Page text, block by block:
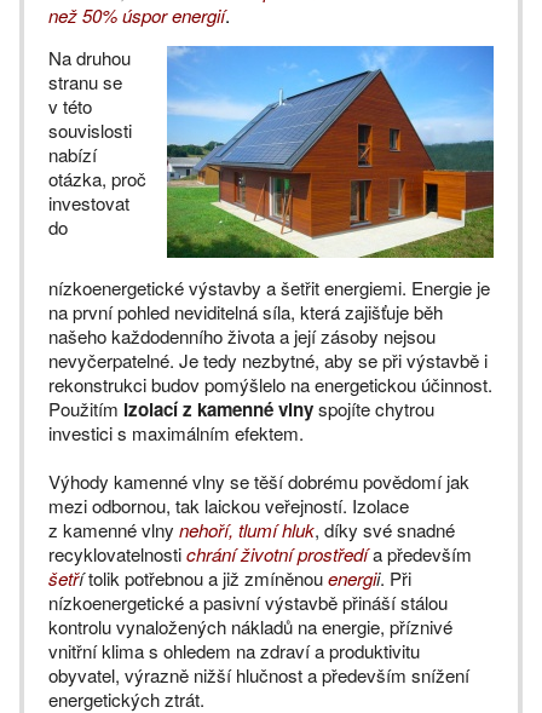
než 50% úspor energií.
Na druhou
stranu se
v této
souvislosti
nabízí
otázka, proč
investovat
do
nízkoenergetické výstavby a šetřit energiemi. Energie je
na první pohled neviditelná síla, která zajišťuje běh
našeho každodenního života a její zásoby nejsou
nevyčerpatelné. Je tedy nezbytné, aby se při výstavbě i
rekonstrukci budov pomýšlelo na energetickou účinnost.
Použitím izolací z kamenné vlnyspojíte chytrou
investici s maximálním efektem.
Výhody kamenné vlny se těší dobrému povědomí jak
mezi odbornou, tak laickou veřejností. Izolace
z kamenné vlny nehoří, tlumí hluk, díky své snadné
recyklovatelnostichrání životní prostředía především
šetřítolik potřebnou a již zmíněnouenergii. Při
nízkoenergetické a pasivní výstavbě přináší stálou
kontrolu vynaložených nákladů na energie, příznivé
vnitřní klima s ohledem na zdraví a produktivitu
obyvatel, výrazně nižší hlučnost a především snížení
energetických ztrát.